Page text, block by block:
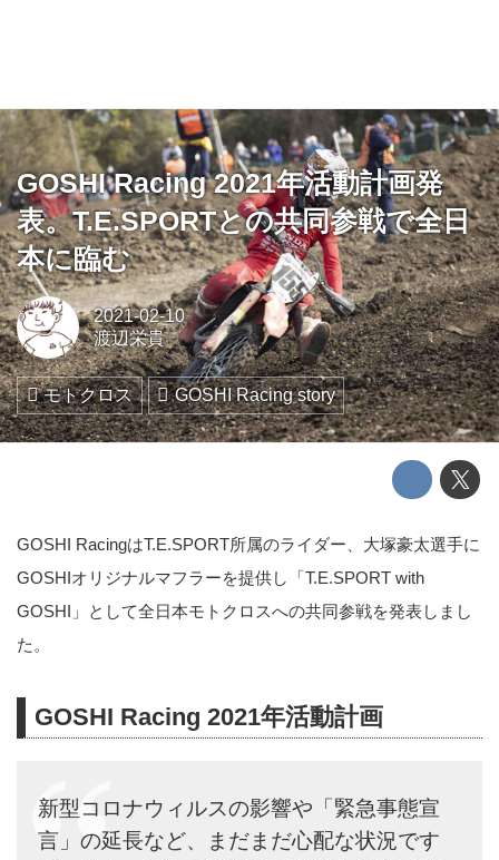
GOSHI Racing 2021年活動計画発
表。T.E.SPORTとの共同参戦で全日
本に臨む
2021-02-10
渡辺栄貴
モトクロス GOSHI Racing story
GOSHI RacingはT.E.SPORT所属のライダー、大塚豪太選手に
GOSHIオリジナルマフラーを提供し「T.E.SPORT with
GOSHI」として全日本モトクロスへの共同参戦を発表しまし
た。
GOSHI Racing 2021年活動計画
新型コロナウィルスの影響や「緊急事態宣
言」の延長など、まだまだ心配な状況です